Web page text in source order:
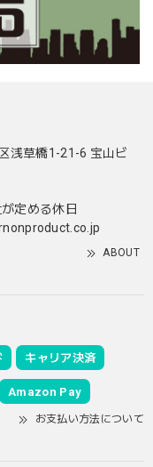
浅草橋1-21-6 宝山ビ
定める休日
ABOUT
キャリア決済
Amazon Pay
お支払い方法について